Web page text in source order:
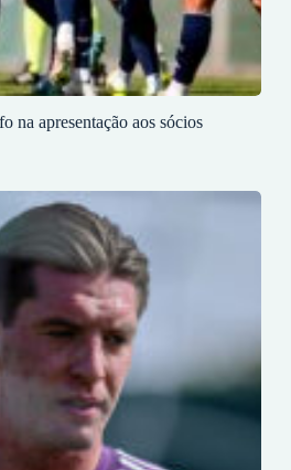
na apresentação aos sócios